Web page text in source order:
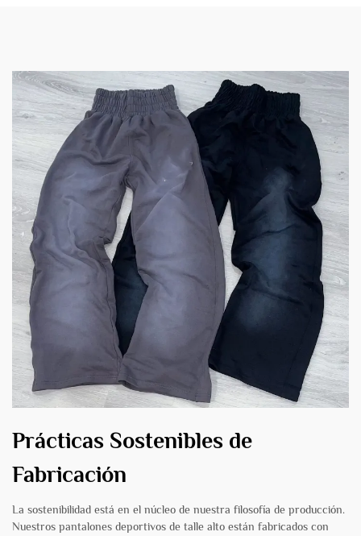
Prácticas Sostenibles de
Fabricación
La sostenibilidad está en el núcleo de nuestra filosofía de producción.
Nuestros pantalones deportivos de talle alto están fabricados con